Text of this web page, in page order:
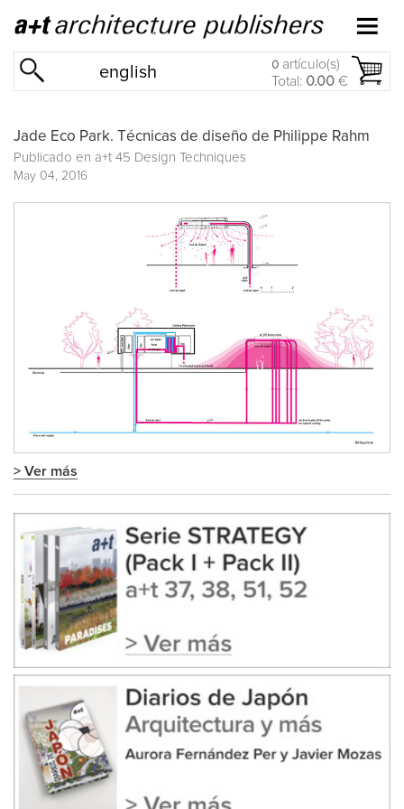
english 0 artículo(s)
Total: 0.00 €
Jade Eco Park. Técnicas de diseño de Philippe Rahm
Publicado en a+t 45 Design Techniques
May 04, 2016
> Ver más